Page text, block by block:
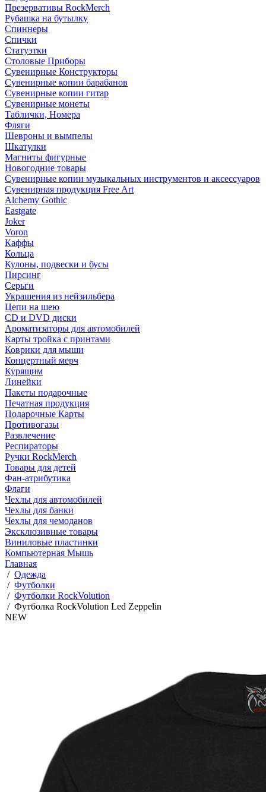
Презервативы RockMerch
Рубашка на бутылку
Спиннеры
Спички
Статуэтки
Столовые Приборы
Сувенирные Конструкторы
Сувенирные копии барабанов
Сувенирные копии гитар
Сувенирные монеты
Таблички, Номера
Фляги
Шевроны и вымпелы
Шкатулки
Магниты фигурные
Новогодние товары
Сувенирные копии музыкальных инструментов и аксессуаров
Сувенирная продукция Free Art
Alchemy Gothic
Eastgate
Joker
Voron
Каффы
Кольца
Кулоны, подвески и бусы
Пирсинг
Серьги
Украшения из нейзильбера
Цепи на шею
CD и DVD диски
Ароматизаторы для автомобилей
Карты тройка с принтами
Коврики для мыши
Концертный мерч
Курящим
Линейки
Пакеты подарочные
Печатная продукция
Подарочные Карты
Противогазы
Развлечение
Респираторы
Ручки RockMerch
Товары для детей
Фан-атрибутика
Флаги
Чехлы для автомобилей
Чехлы для банки
Чехлы для чемоданов
Эксклюзивные товары
Виниловые пластинки
Компьютерная Мышь
Главная
/ Одежда
/ Футболки
/ Футболки RockVolution
/ Футболка RockVolution Led Zeppelin
NEW